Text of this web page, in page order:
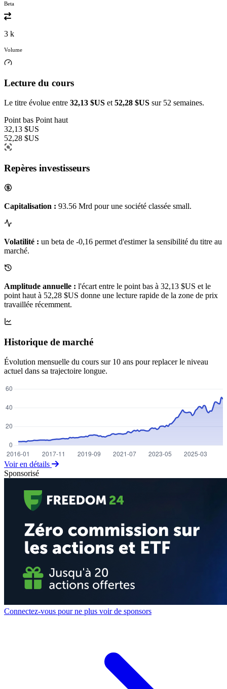
Beta
3 k
Volume
Lecture du cours
Le titre évolue entre 32,13 $US et 52,28 $US sur 52 semaines.
Point bas Point haut
32,13 $US
52,28 $US
Repères investisseurs
Capitalisation : 93.56 Mrd pour une société classée small.
Volatilité : un beta de -0,16 permet d'estimer la sensibilité du titre au
marché.
Amplitude annuelle : l'écart entre le point bas à 32,13 $US et le
point haut à 52,28 $US donne une lecture rapide de la zone de prix
travaillée récemment.
Historique de marché
Évolution mensuelle du cours sur 10 ans pour replacer le niveau
actuel dans sa trajectoire longue.
Voir en détails
Sponsorisé
Connectez-vous pour ne plus voir de sponsors